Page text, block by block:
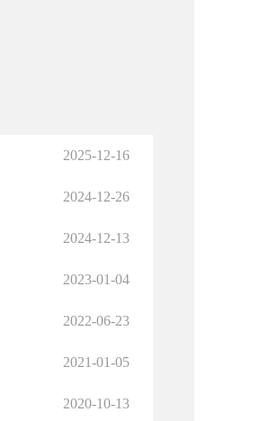
2025-12-16
2024-12-26
2024-12-13
2023-01-04
2022-06-23
2021-01-05
2020-10-13